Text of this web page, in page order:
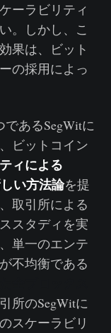
ーラビリティ
。しかし、こ
果は、ビット
の採用によっ
あるSegWitに
ビットコイン
ィによる
い方法論を提
取引所による
スタディを実
単一のエンテ
不均衡である
所のSegWitに
スケーラビリ